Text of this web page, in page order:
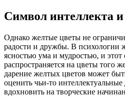
Символ интеллекта и
Однако желтые цветы не
радости и дружбы. В психологии
ясностью ума и мудростью, и
распространяется на цветы того
дарение желтых цветов может
оценить чьи-то
вдохновить на творческие